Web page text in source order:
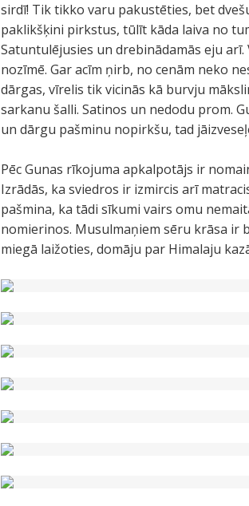
sirdī! Tik tikko varu pakustēties, bet
paklikšķini pirkstus, tūlīt kāda laiva no
Satuntulējusies un drebinādamās eju
nozīmē. Gar acīm ņirb, no cenām neko
dārgas, vīrelis tik vicinās kā burvju
sarkanu šalli. Satinos un nedodu prom.
un dārgu pašminu nopirkšu, tad
Pēc Gunas rīkojuma apkalpotājs ir
Izrādās, ka sviedros ir izmircis arī
pašmina, ka tādi sīkumi vairs omu
nomierinos. Musulmaņiem sēru krāsa ir
miegā laižoties, domāju par Himalaju